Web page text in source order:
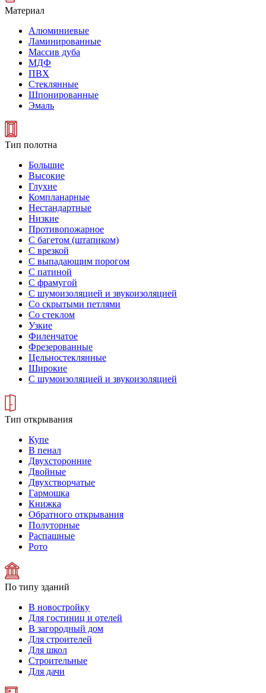
Материал
Алюминиевые
Ламинированные
Массив дуба
МДФ
ПВХ
Стеклянные
Шпонированные
Эмаль
Тип полотна
Большие
Высокие
Глухие
Компланарные
Нестандартные
Низкие
Противопожарное
С багетом (штапиком)
С врезкой
С выпадающим порогом
С патиной
С фрамугой
С шумоизоляцией и звукоизоляцией
Со скрытыми петлями
Со стеклом
Узкие
Филенчатое
Фрезерованные
Цельностеклянные
Широкие
С шумоизоляцией и звукоизоляцией
Тип открывания
Купе
В пенал
Двухсторонние
Двойные
Двухстворчатые
Гармошка
Книжка
Обратного открывания
Полуторные
Распашные
Рото
По типу зданий
В новостройку
Для гостиниц и отелей
В загородный дом
Для строителей
Для школ
Строительные
Для дачи